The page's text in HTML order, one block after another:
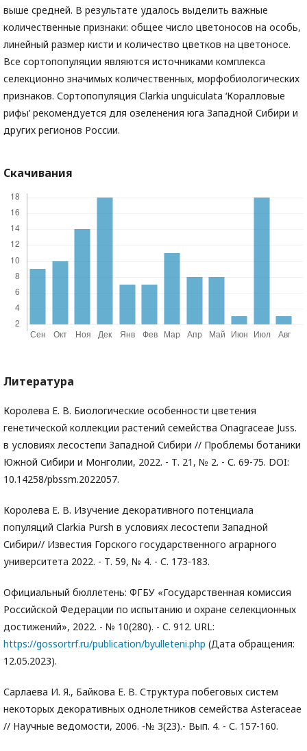
выше средней. В результате удалось выделить важные
количественные признаки: общее число цветоносов на особь,
линейный размер кисти и количество цветков на цветоносе.
Все сортопопуляции являются источниками комплекса
селекционно значимых количественных, морфобиологических
признаков. Сортопопуляция Clarkia unguiculata ‘Коралловые
рифы’ рекомендуется для озеленения юга Западной Сибири и
других регионов России.
Скачивания
Литература
Королева Е. В. Биологические особенности цветения
генетической коллекции растений семейства Onagraceae Juss.
в условиях лесостепи Западной Сибири // Проблемы ботаники
Южной Сибири и Монголии, 2022. - Т. 21, № 2. - С. 69-75. DOI:
10.14258/pbssm.2022057.
Королева Е. В. Изучение декоративного потенциала
популяций Clarkia Pursh в условиях лесостепи Западной
Сибири// Известия Горского государственного аграрного
университета 2022. - Т. 59, № 4. - С. 173-183.
Официальный бюллетень: ФГБУ «Государственная комиссия
Российской Федерации по испытанию и охране селекционных
достижений», 2022. - № 10(280). - С. 912. URL:
https://gossortrf.ru/publication/byulleteni.php (Дата обращения:
12.05.2023).
Сарлаева И. Я., Байкова Е. В. Структура побеговых систем
некоторых декоративных однолетников семейства Asteraceae
// Научные ведомости, 2006. -№ 3(23).- Вып. 4. - С. 157-160.